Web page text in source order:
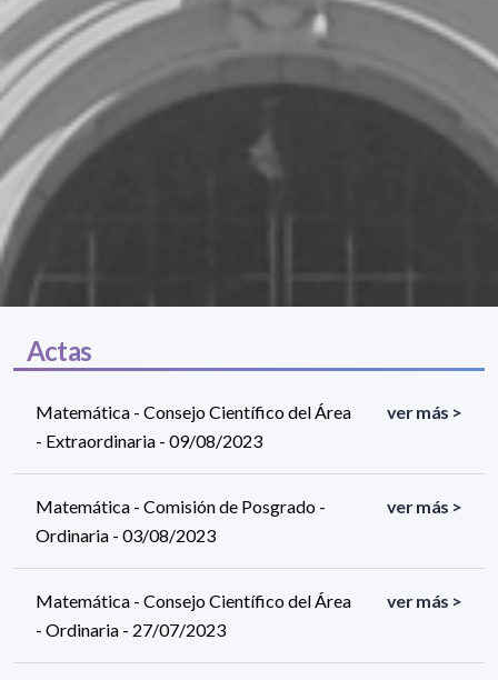
Actas
Matemática - Consejo Científico del Área
- Extraordinaria - 09/08/2023
ver más >
Matemática - Comisión de Posgrado -
Ordinaria - 03/08/2023
ver más >
Matemática - Consejo Científico del Área
- Ordinaria - 27/07/2023
ver más >